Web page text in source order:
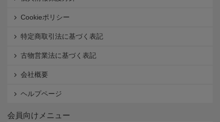
Cookieポリシー
特定商取引法に基づく表記
古物営業法に基づく表記
会社概要
ヘルプページ
会員向けメニュー